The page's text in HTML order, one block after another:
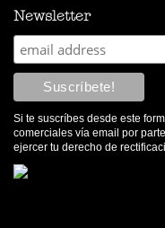
Newsletter
Si te suscríbes desde este
comerciales vía email por
ejercer tu derecho de